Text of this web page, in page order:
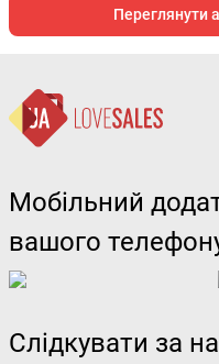
Переглянути
Мобільний
вашого
Слідкувати за